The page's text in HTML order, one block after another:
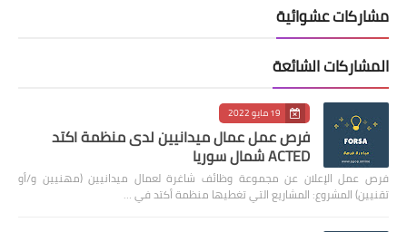
مشاركات عشوائية
المشاركات الشائعة
19 مايو 2022
فرص عمل عمال ميدانيين لدى منظمة اكتد
ACTED شمال سوريا
فرص عمل الإعلان عن مجموعة وظائف شاغرة لعمال ميدانيين (مهنيين و/أو
تقنيين) المشروع: المشاريع التي تغطيها منظمة أكتد في …